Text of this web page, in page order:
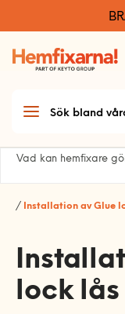
Teknikhjälp
Allmän
Handyman &
Vad kan hemfixare
/ Installation av Glue
lock lås